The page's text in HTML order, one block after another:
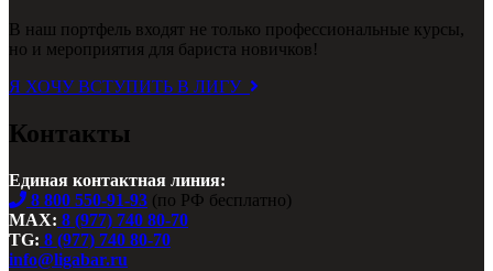
В наш портфель входят не только профессиональные курсы,
но и мероприятия для бариста новичков!
Я ХОЧУ ВСТУПИТЬ В ЛИГУ
Контакты
Единая контактная линия:
8 800 550-91-93 (по РФ бесплатно)
MAX: 8 (977) 740 80-70
TG: 8 (977) 740 80-70
info@ligabar.ru